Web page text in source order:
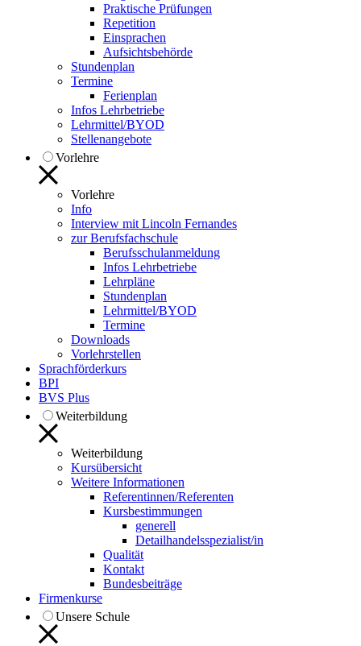
Praktische Prüfungen
Repetition
Einsprachen
Aufsichtsbehörde
Stundenplan
Termine
Ferienplan
Infos Lehrbetriebe
Lehrmittel/BYOD
Stellenangebote
Vorlehre
Vorlehre
Info
Interview mit Lincoln Fernandes
zur Berufsfachschule
Berufsschulanmeldung
Infos Lehrbetriebe
Lehrpläne
Stundenplan
Lehrmittel/BYOD
Termine
Downloads
Vorlehrstellen
Sprachförderkurs
BPI
BVS Plus
Weiterbildung
Weiterbildung
Kursübersicht
Weitere Informationen
Referentinnen/Referenten
Kursbestimmungen
generell
Detailhandelsspezialist/in
Qualität
Kontakt
Bundesbeiträge
Firmenkurse
Unsere Schule